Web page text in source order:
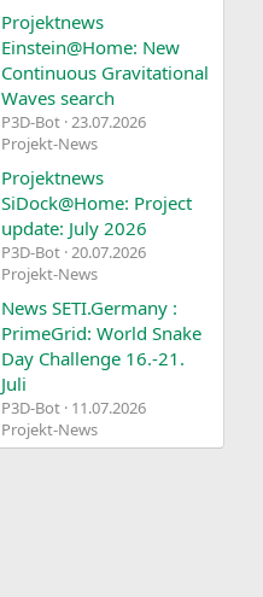
Projektnews
Einstein@Home: New
Continuous Gravitational
Waves search
P3D-Bot 23.07.2026
Projekt-News
Projektnews
SiDock@Home: Project
update: July 2026
P3D-Bot 20.07.2026
Projekt-News
News SETI.Germany :
PrimeGrid: World Snake
Day Challenge 16.-21.
Juli
P3D-Bot 11.07.2026
Projekt-News